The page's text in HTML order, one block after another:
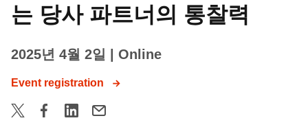
는 당사 파트너의 통찰력
2025년 4월 2일 | Online
Event registration